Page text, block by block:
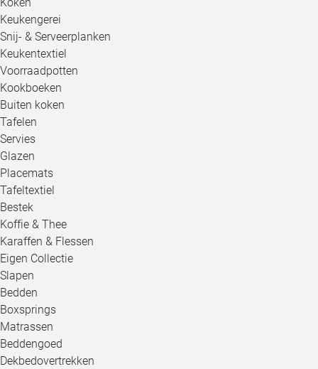
Keukengerei
Snij- & Serveerplanken
Keukentextiel
Voorraadpotten
Kookboeken
Buiten koken
Tafelen
Servies
Glazen
Placemats
Tafeltextiel
Bestek
Koffie & Thee
Karaffen & Flessen
Eigen Collectie
Slapen
Bedden
Boxsprings
Matrassen
Beddengoed
Dekbedovertrekken